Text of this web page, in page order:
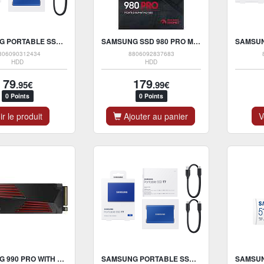
SAMSUNG PORTABLE SSD T7 500GB
HDD
79.95€
0 Points
le produit
SAMSUNG SSD 980 PRO M.2 HEATSINK FOR PS5 1TB
8806092837683
HDD
179.99€
0 Points
Ajouter au panier
SAMSUNG 990 PRO WITH HEATSINK 1TB SAMSUNG PORTABLE SSD T7 1TB